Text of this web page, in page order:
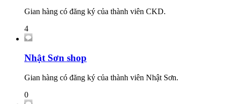
Gian hàng có đăng ký của thành viên CKD.
4
Nhật Sơn shop
Gian hàng có đăng ký của thành viên Nhật Sơn.
0